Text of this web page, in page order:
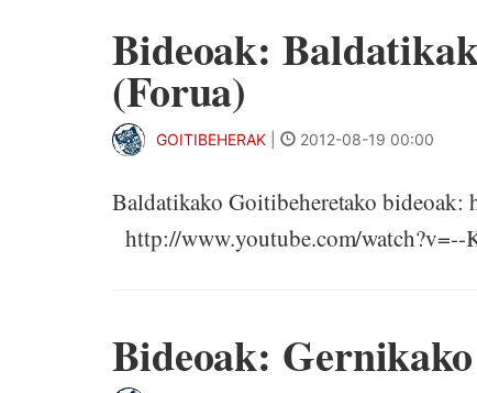
Bideoak:
(Forua)
GOITIBEHERAK 2012-08-19 00:00
Baldatikako Goitibeheretako
http://www.youtube.com/watch?v=--
Bideoak: